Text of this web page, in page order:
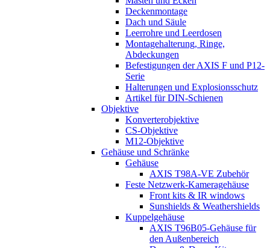
Deckenmontage
Dach und Säule
Leerrohre und Leerdosen
Montagehalterung, Ringe,
Abdeckungen
Befestigungen der AXIS F und P12-
Serie
Halterungen und Explosionsschutz
Artikel für DIN-Schienen
Objektive
Konverterobjektive
CS-Objektive
M12-Objektive
Gehäuse und Schränke
Gehäuse
AXIS T98A-VE Zubehör
Feste Netzwerk-Kameragehäuse
Front kits & IR windows
Sunshields & Weathershields
Kuppelgehäuse
AXIS T96B05-Gehäuse für
den Außenbereich